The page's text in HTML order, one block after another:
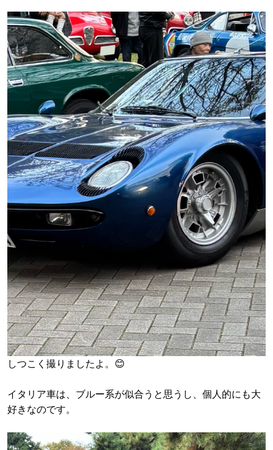
しつこく撮りましたよ。😊
イタリア車は、ブルー系が似合うと思うし、個人的にも大
好きなのです。